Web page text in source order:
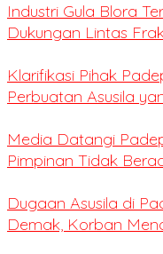
Industri Gula Blora
Dukungan Lintas
Klarifikasi Pihak
Perbuatan Asusila
Media Datangi
Pimpinan Tidak
Dugaan Asusila di
Demak, Korban